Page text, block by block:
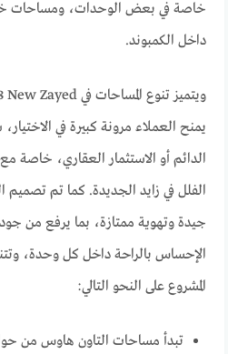
خاصة في بعض الوحدات، ومساحات
داخل الكمبوند.
يمنح العملاء مرونة كبيرة في
الدائم أو الاستثمار العقاري، خاصة
الفلل في زايد الجديدة. كما تم تصميم
جيدة وتهوية ممتازة، بما يرفع من
الإحساس بالراحة داخل كل وحدة،
المشروع على النحو التالي: